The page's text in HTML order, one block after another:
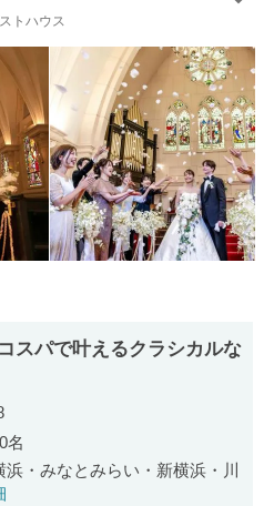
トハウス
スパで叶えるクラシカルな
ミ評価
名
浜・みなとみらい・新横浜・川